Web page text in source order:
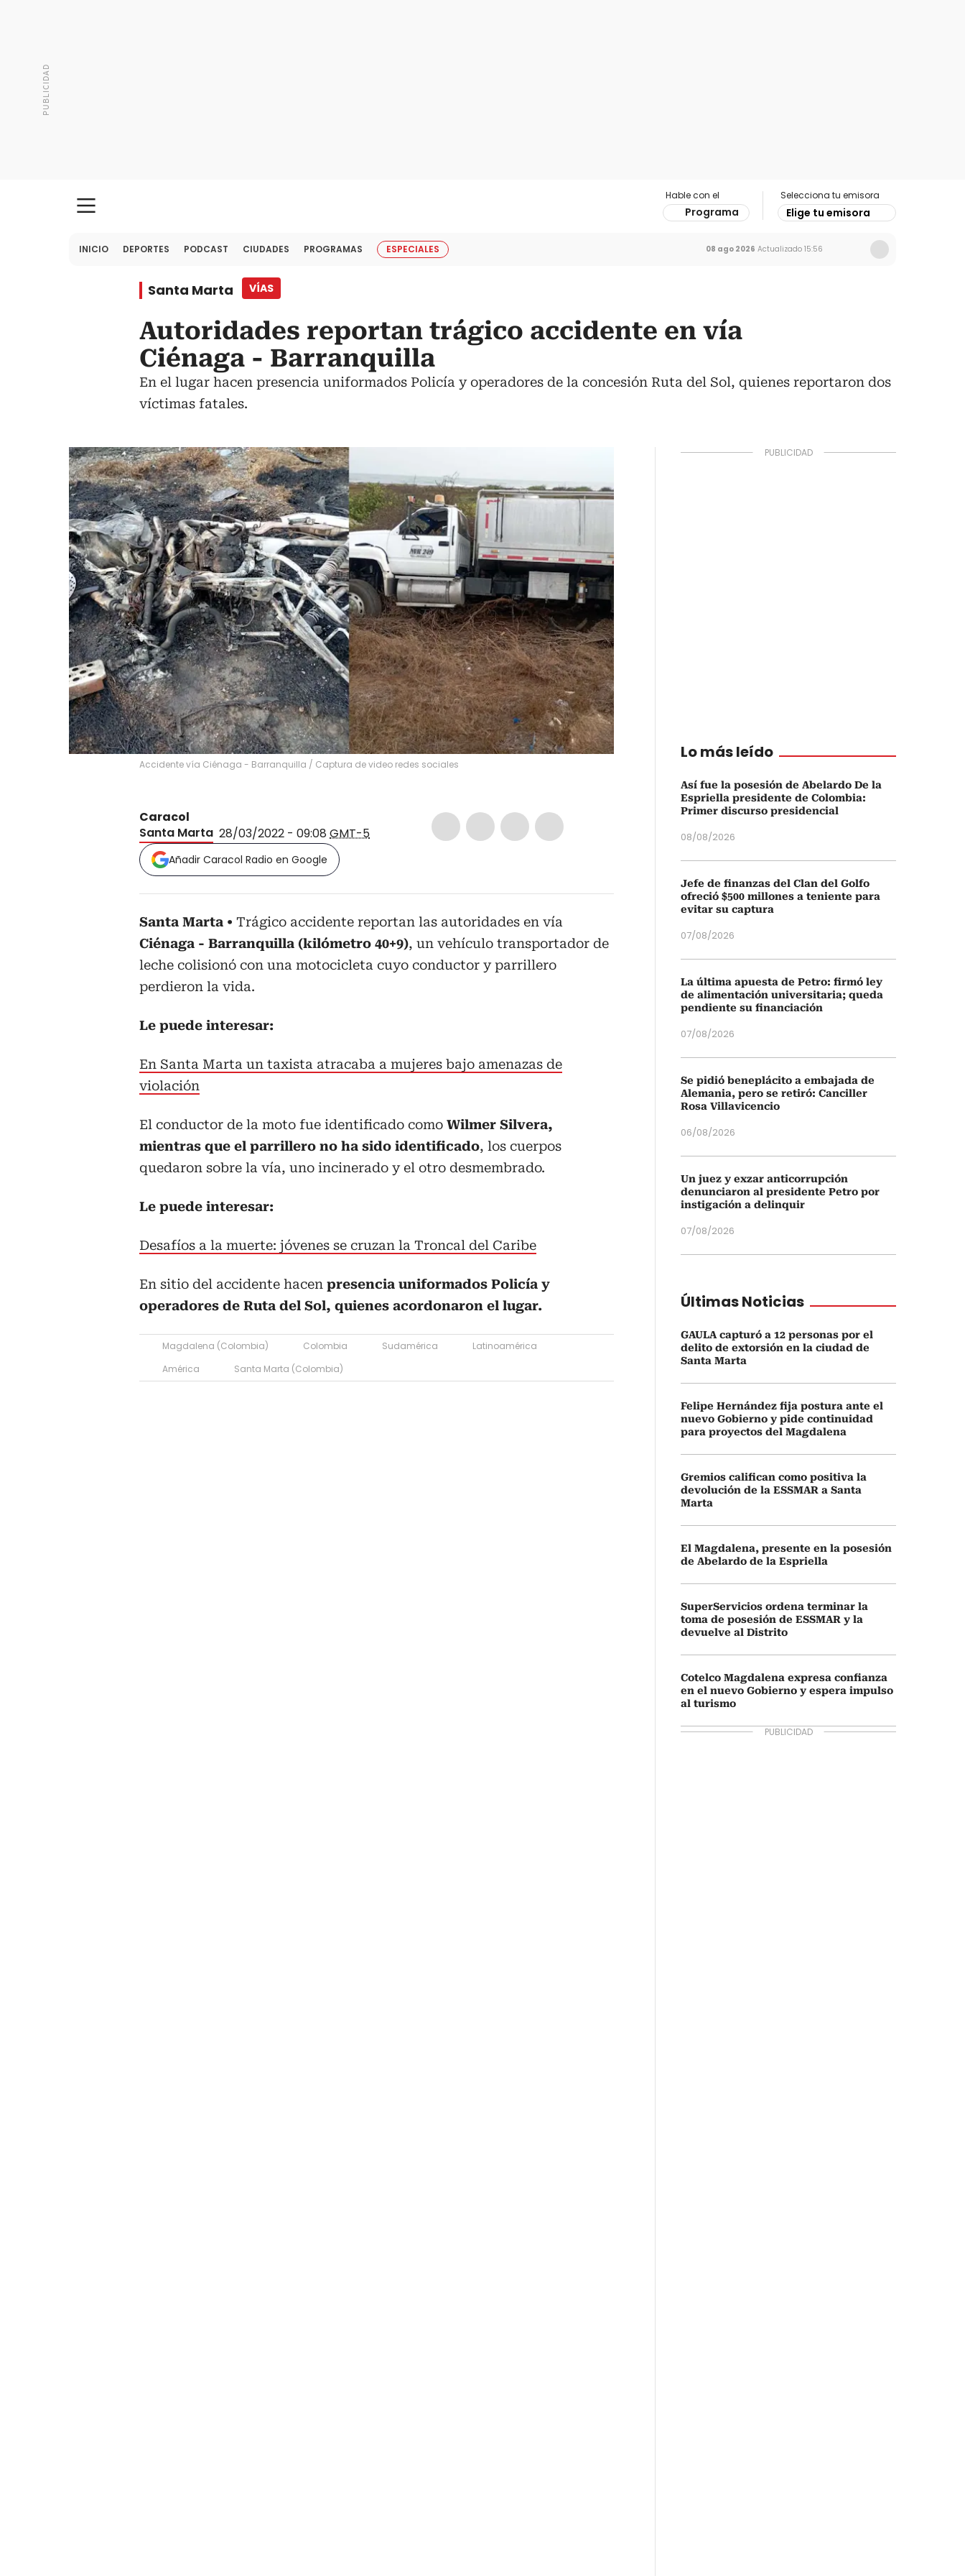
Hable con el
Programa
Selecciona tu emisora
Elige tu emisora
INICIO DEPORTES PODCAST CIUDADES PROGRAMAS ESPECIALES 08 ago 2026 Actualizado 15:56
Santa Marta VÍAS
Autoridades reportan trágico accidente en vía
Ciénaga - Barranquilla
En el lugar hacen presencia uniformados Policía y operadores de la concesión Ruta del Sol, quienes reportaron dos
víctimas fatales.
Accidente vía Ciénaga - Barranquilla / Captura de video redes sociales
Caracol
Santa Marta 28/03/2022 - 09:08 GMT-5
Añadir Caracol Radio en Google
Santa Marta
Trágico accidente reportan las autoridades en vía
Ciénaga - Barranquilla (kilómetro 40+9), un vehículo transportador de
leche colisionó con una motocicleta cuyo conductor y parrillero
perdieron la vida.
Le puede interesar:
En Santa Marta un taxista atracaba a mujeres bajo amenazas de
violación
El conductor de la moto fue identificado como Wilmer Silvera,
mientras que el parrillero no ha sido identificado, los cuerpos
quedaron sobre la vía, uno incinerado y el otro desmembrado.
Le puede interesar:
Desafíos a la muerte: jóvenes se cruzan la Troncal del Caribe
En sitio del accidente hacen presencia uniformados Policía y
operadores de Ruta del Sol, quienes acordonaron el lugar.
Magdalena (Colombia) Colombia Sudamérica
Latinoamérica
América
Santa Marta (Colombia)
Lo más leído
Así fue la posesión de Abelardo De la
Espriella presidente de Colombia:
Primer discurso presidencial
08/08/2026
Jefe de finanzas del Clan del Golfo
ofreció $500 millones a teniente para
evitar su captura
07/08/2026
La última apuesta de Petro: firmó ley
de alimentación universitaria; queda
pendiente su financiación
07/08/2026
Se pidió beneplácito a embajada de
Alemania, pero se retiró: Canciller
Rosa Villavicencio
06/08/2026
Un juez y exzar anticorrupción
denunciaron al presidente Petro por
instigación a delinquir
07/08/2026
Últimas Noticias
GAULA capturó a 12 personas por el
delito de extorsión en la ciudad de
Santa Marta
Felipe Hernández fija postura ante el
nuevo Gobierno y pide continuidad
para proyectos del Magdalena
Gremios califican como positiva la
devolución de la ESSMAR a Santa
Marta
El Magdalena, presente en la posesión
de Abelardo de la Espriella
SuperServicios ordena terminar la
toma de posesión de ESSMAR y la
devuelve al Distrito
Cotelco Magdalena expresa confianza
en el nuevo Gobierno y espera impulso
al turismo